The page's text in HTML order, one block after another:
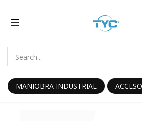
MANIOBRA INDUSTRIAL